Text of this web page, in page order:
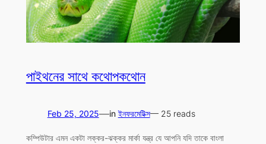
পাইথনের সাথে কথোপকথোন
Feb 25, 2025—inইনফরমেটিক্স— 25 reads
কম্পিউটার এমন একটা লক্কর-ঝক্কর মার্কা যন্ত্র যে আপনি যদি তাকে বাংলা